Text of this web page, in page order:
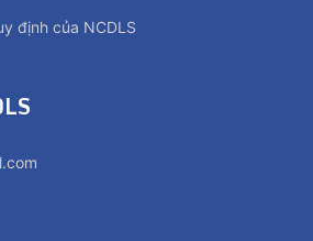
định của NCDLS